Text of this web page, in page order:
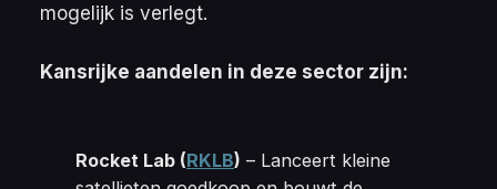
mogelijk is verlegt.
Kansrijke aandelen in deze sector zijn:
Rocket Lab (RKLB) – Lanceert kleine